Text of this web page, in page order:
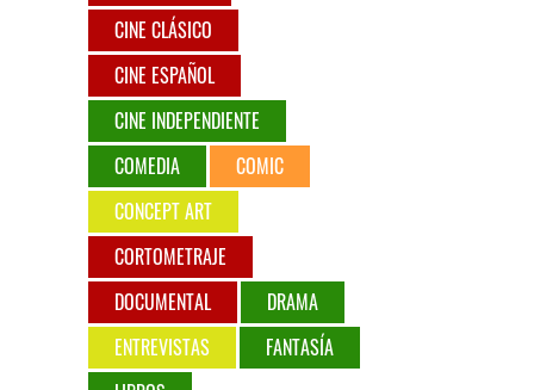
CINE CLÁSICO
CINE ESPAÑOL
CINE INDEPENDIENTE
COMEDIA
COMIC
CONCEPT ART
CORTOMETRAJE
DOCUMENTAL
DRAMA
ENTREVISTAS
FANTASÍA